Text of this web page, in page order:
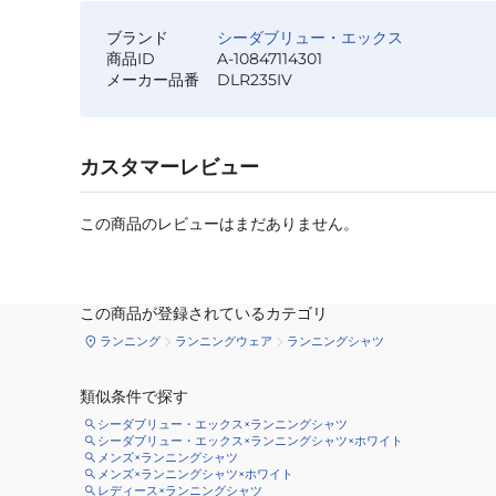
ブランド
シーダブリュー・エックス
商品ID
A-10847114301
メーカー品番
DLR235IV
カスタマーレビュー
この商品のレビューはまだありません。
この商品が登録されているカテゴリ
ランニング ランニングウェア ランニングシャツ
類似条件で探す
シーダブリュー・エックス×ランニングシャツ
シーダブリュー・エックス×ランニングシャツ×ホワイト
メンズ×ランニングシャツ
メンズ×ランニングシャツ×ホワイト
レディース×ランニングシャツ